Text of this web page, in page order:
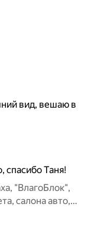
вид, вешаю в
спасибо Таня!
"ВлагоБлок",
салона авто,